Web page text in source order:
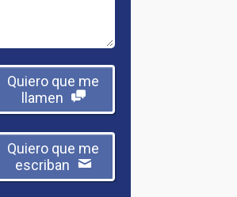
Quiero que me
llamen
Quiero que me
escriban